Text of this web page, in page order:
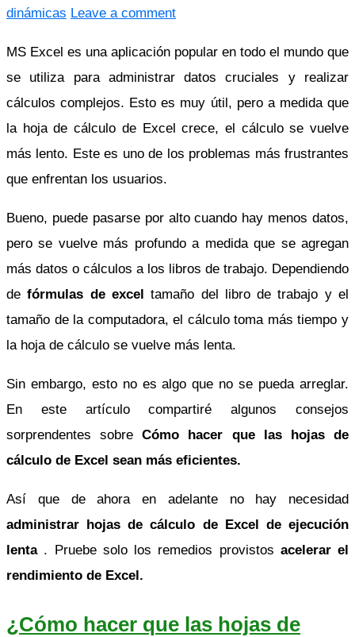
dinámicas Leave a comment
MS Excel es una aplicación popular en todo el mundo que
se utiliza para administrar datos cruciales y realizar
cálculos complejos. Esto es muy útil, pero a medida que
la hoja de cálculo de Excel crece, el cálculo se vuelve
más lento. Este es uno de los problemas más frustrantes
que enfrentan los usuarios.
Bueno, puede pasarse por alto cuando hay menos datos,
pero se vuelve más profundo a medida que se agregan
más datos o cálculos a los libros de trabajo. Dependiendo
defórmulas de excel tamaño del libro de trabajo y el
tamaño de la computadora, el cálculo toma más tiempo y
la hoja de cálculo se vuelve más lenta.
Sin embargo, esto no es algo que no se pueda arreglar.
En este artículo compartiré algunos consejos
sorprendentes sobreCómo hacer que las hojas de
cálculo de Excel sean más eficientes.
Así que de ahora en adelante no hay necesidad
administrar hojas de cálculo de Excel de ejecución
lenta . Pruebe solo los remedios provistos acelerar el
rendimiento de Excel.
¿Cómo hacer que las hojas de